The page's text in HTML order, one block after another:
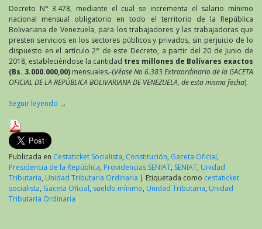
Decreto N° 3.478, mediante el cual se incrementa el salario mínimo
nacional mensual obligatorio en todo el territorio de la República
Bolivariana de Venezuela, para los trabajadores y las trabajadoras que
presten servicios en los sectores públicos y privados, sin perjuicio de lo
dispuesto en el artículo 2° de este Decreto, a partir del 20 de Junio de
2018, estableciéndose la cantidad tres millones de Bolívares exactos
(Bs. 3.000.000,00) mensuales.-(Véase No 6.383 Extraordinario de la GACETA
OFICIAL DE LA REPÚBLICA BOLIVARIANA DE VENEZUELA, de esta misma fecha).
Seguir leyendo →
Publicada en Cestaticket Socialista, Constitución, Gaceta Oficial,
Presidencia de la República, Providencias SENIAT, SENIAT, Unidad
Tributaria, Unidad Tributaria Ordinaria | Etiquetada como cestaticket
socialista, Gaceta Oficial, sueldo mínimo, Unidad Tributaria, Unidad
Tributaria Ordinaria